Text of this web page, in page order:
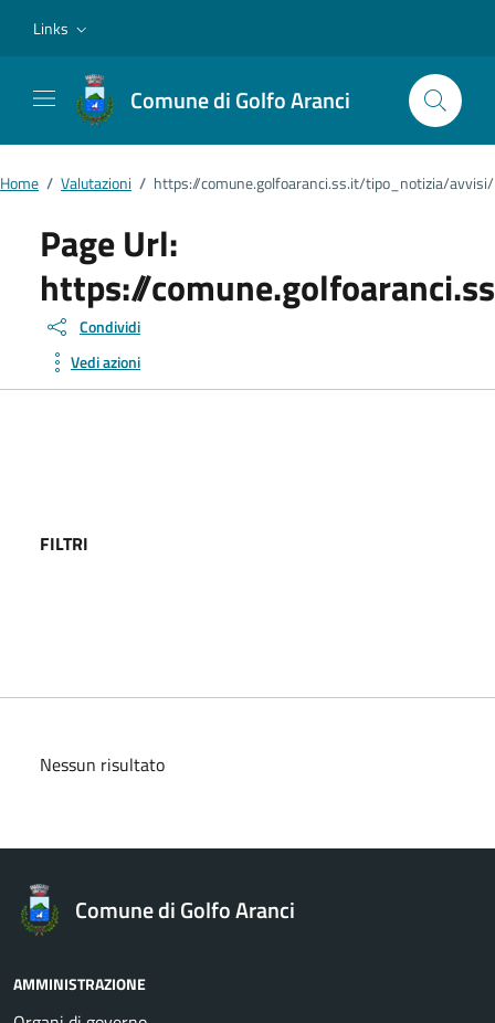
Links
Comune di Golfo Aranci
Home / Valutazioni / https://comune.golfoaranci.ss.it/tipo_notizia/avvisi/
Page Url:
https://
Condividi
Vedi azioni
FILTRI
Nessun risultato
Comune di Golfo Aranci
AMMINISTRAZIONE